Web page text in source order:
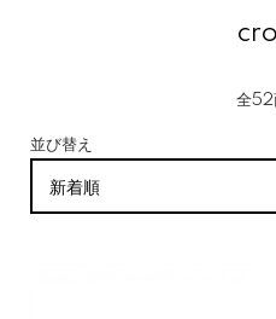
全52
並び替え